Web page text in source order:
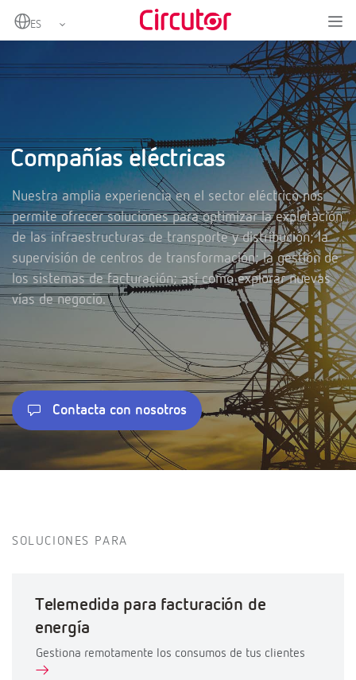
Home Compañías eléctricas
Compañías eléctricas
Nuestra amplia experiencia en el sector eléctrico nos
permite ofrecer soluciones para optimizar la explotación
de las infraestructuras de transporte y distribución; la
supervisión de centros de transformación; la gestión de
los sistemas de facturación; así como explorar nuevas
vías de negocio.
Contacta con nosotros
SOLUCIONES PARA
Telemedida para facturación de
energía
Gestiona remotamente los consumos de tus clientes